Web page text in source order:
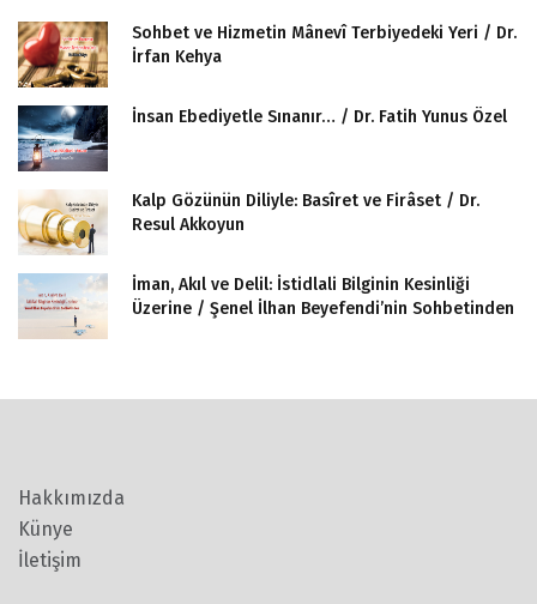
Sohbet ve Hizmetin Mânevî Terbiyedeki Yeri / Dr.
İrfan Kehya
İnsan Ebediyetle Sınanır… / Dr. Fatih Yunus Özel
Kalp Gözünün Diliyle: Basîret ve Firâset / Dr.
Resul Akkoyun
İman, Akıl ve Delil: İstidlali Bilginin Kesinliği
Üzerine / Şenel İlhan Beyefendi’nin Sohbetinden
Hakkımızda
Künye
İletişim